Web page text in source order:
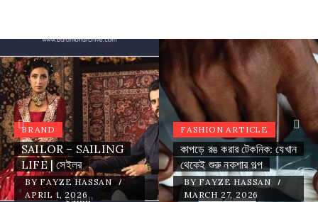
BRAND
SAILOR – SAILING
LIFE | সেইলর
BY FAYZE HASSAN /
APRIL 1, 2026
FASHION ARTICLE
কাপড়ে রঙ করার টেকনিক: যেখান
থেকেই শুরু নকশার গল্প
BY FAYZE HASSAN /
MARCH 27, 2026